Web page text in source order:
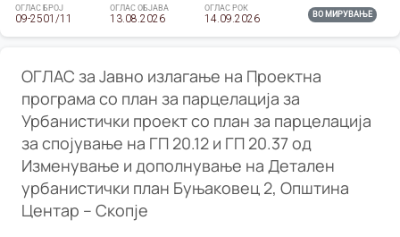
ОГЛАС БРОЈ
09-2501/11
ОГЛАС ОБЈАВА
13.08.2026
ОГЛАС РОК
14.09.2026 ВО МИРУВАЊЕ
ОГЛАС за Јавно излагање на Проектна
програма со план за парцелација за
Урбанистички проект со план за парцелација
за спојување на ГП 20.12 и ГП 20.37 од
Изменување и дополнување на Детален
урбанистички план Буњаковец 2, Општина
Центар – Скопје